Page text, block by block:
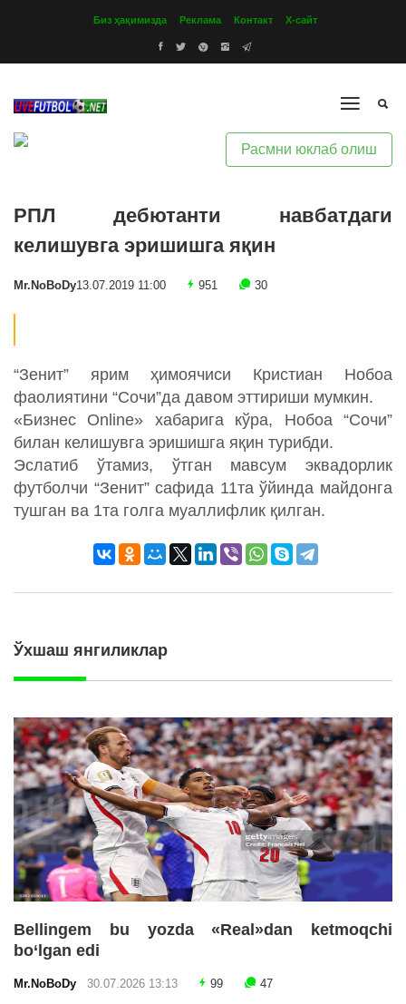
Биз ҳақимизда Реклама Контакт Х-сайт
Расмни юклаб олиш
РПЛ дебютанти навбатдаги
келишувга эришишга яқин
Mr.NoBoDy13.07.2019 11:00 951 30
“Зенит” ярим ҳимоячиси Кристиан Нобоа
фаолиятини “Сочи”да давом эттириши мумкин.
«Бизнес Online» хабарига кўра, Нобоа “Сочи”
билан келишувга эришишга яқин турибди.
Эслатиб ўтамиз, ўтган мавсум эквадорлик
футболчи “Зенит” сафида 11та ўйинда майдонга
тушган ва 1та голга муаллифлик қилган.
Ўхшаш янгиликлар
Bellingem bu yozda «Real»dan ketmoqchi
bo‘lgan edi
Mr.NoBoDy 30.07.2026 13:13 99 47